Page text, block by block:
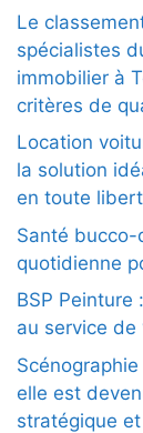
Le
spécialistes
immobilier à
critères de
Location
la solution
en toute
Santé
quotidienne
BSP Peinture
au service de
elle est
stratégique